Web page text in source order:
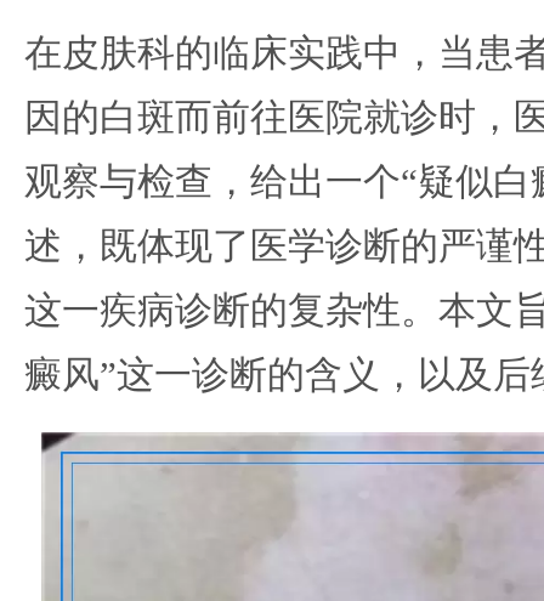
在皮肤科的临床实践中，当患
因的白斑而前往医院就诊时，
观察与检查，给出一个“疑似
述，既体现了医学诊断的严谨
这一疾病诊断的复杂性。本文
癜风”这一诊断的含义，以及